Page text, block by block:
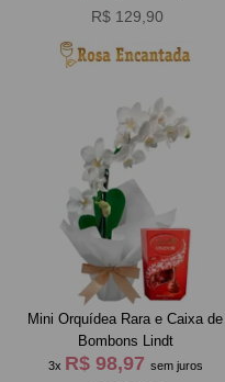
R$ 129,90
Mini Orquídea Rara e Caixa de
Bombons Lindt
3x R$ 98,97 sem juros